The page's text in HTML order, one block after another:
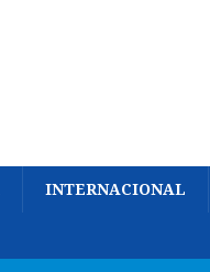
INTERNACIONAL